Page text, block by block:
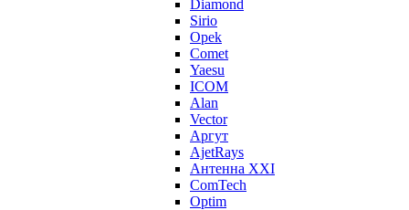
Diamond
Sirio
Opek
Comet
Yaesu
ICOM
Alan
Vector
Аргут
AjetRays
Антенна XXI
ComTech
Optim